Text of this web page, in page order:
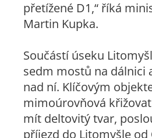
přetížené D1,“ říká
Martin Kupka.
Součástí úseku
sedm mostů na dálnici
nad ní. Klíčovým
mimoúrovňová
mít deltovitý tvar,
příjezd do Litomyšle od